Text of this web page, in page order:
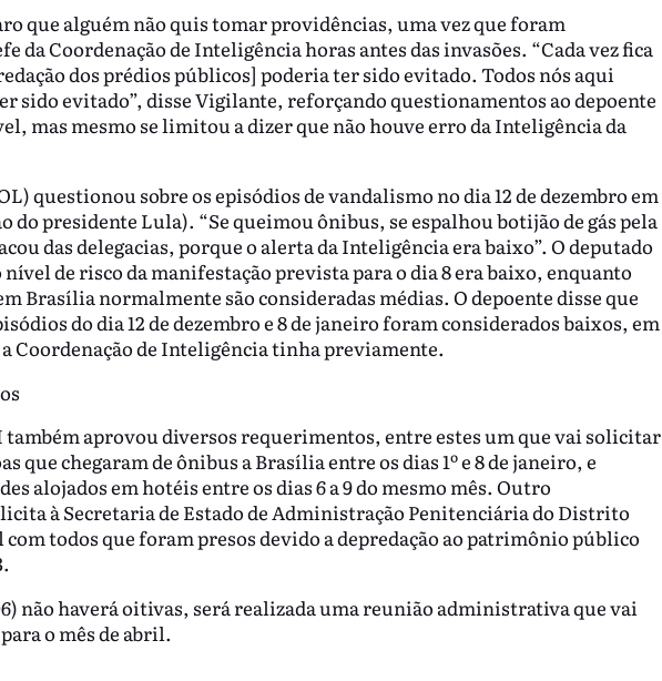
que alguém não quis tomar providências, uma vez que foram
da Coordenação de Inteligência horas antes das invasões. “Cada vez fica
dos prédios públicos] poderia ter sido evitado. Todos nós aqui
sido evitado”, disse Vigilante, reforçando questionamentos ao depoente
mas mesmo se limitou a dizer que não houve erro da Inteligência da
questionou sobre os episódios de vandalismo no dia 12 de dezembro em
do presidente Lula). “Se queimou ônibus, se espalhou botijão de gás pela
das delegacias, porque o alerta da Inteligência era baixo”. O deputado
de risco da manifestação prevista para o dia 8 era baixo, enquanto
Brasília normalmente são consideradas médias. O depoente disse que
do dia 12 de dezembro e 8 de janeiro foram considerados baixos, em
Coordenação de Inteligência tinha previamente.
também aprovou diversos requerimentos, entre estes um que vai solicitar
que chegaram de ônibus a Brasília entre os dias 1º e 8 de janeiro, e
alojados em hotéis entre os dias 6 a 9 do mesmo mês. Outro
à Secretaria de Estado de Administração Penitenciária do Distrito
todos que foram presos devido a depredação ao patrimônio público
não haverá oitivas, será realizada uma reunião administrativa que vai
o mês de abril.